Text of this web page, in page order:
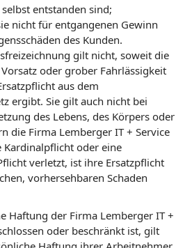
entstanden sind;
nicht für entgangenen Gewinn
des Kunden.
gilt nicht, soweit die
oder grober Fahrlässigkeit
aus dem
ergibt. Sie gilt auch nicht bei
des Lebens, des Körpers oder
die Firma Lemberger IT + Service
Kardinalpflicht oder eine
verletzt, ist ihre Ersatzpflicht
vorhersehbaren Schaden
Haftung der Firma Lemberger IT +
oder beschränkt ist, gilt